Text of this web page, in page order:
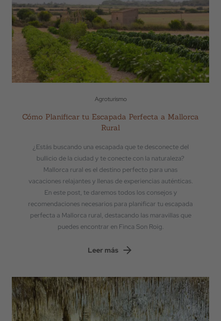
Agroturismo
Cómo Planificar tu Escapada Perfecta a Mallorca
Rural
¿Estás buscando una escapada que te desconecte del
bullicio de la ciudad y te conecte con la naturaleza?
Mallorca rural es el destino perfecto para unas
vacaciones relajantes y llenas de experiencias auténticas.
En este post, te daremos todos los consejos y
recomendaciones necesarios para planificar tu escapada
perfecta a Mallorca rural, destacando las maravillas que
puedes encontrar en Finca Son Roig.
Leer más